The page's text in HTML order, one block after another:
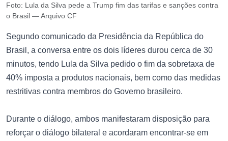
Foto: Lula da Silva pede a Trump fim das tarifas e sanções contra
o Brasil — Arquivo CF
Segundo comunicado da Presidência da República do
Brasil, a conversa entre os dois líderes durou cerca de 30
minutos, tendo Lula da Silva pedido o fim da sobretaxa de
40% imposta a produtos nacionais, bem como das medidas
restritivas contra membros do Governo brasileiro.
Durante o diálogo, ambos manifestaram disposição para
reforçar o diálogo bilateral e acordaram encontrar-se em